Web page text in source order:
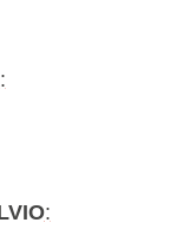
:
: